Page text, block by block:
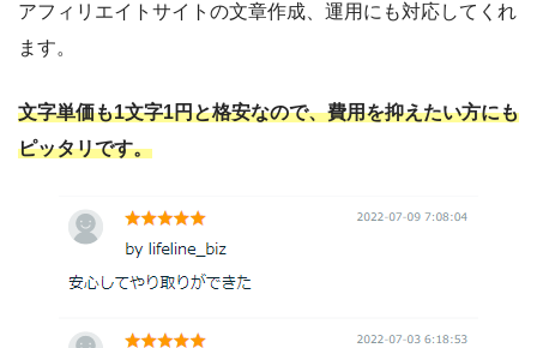
アフィリエイトサイトの文章作成、運用にも対応してくれ
ます。
文字単価も1文字1円と格安なので、費用を抑えたい方にも
ピッタリです。